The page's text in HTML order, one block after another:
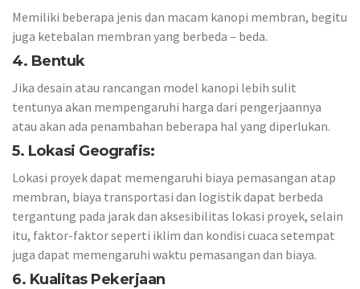
Memiliki beberapa jenis dan macam kanopi membran, begitu
juga ketebalan membran yang berbeda – beda.
4. Bentuk
Jika desain atau rancangan model kanopi lebih sulit
tentunya akan mempengaruhi harga dari pengerjaannya
atau akan ada penambahan beberapa hal yang diperlukan.
5. Lokasi Geografis:
Lokasi proyek dapat memengaruhi biaya pemasangan atap
membran, biaya transportasi dan logistik dapat berbeda
tergantung pada jarak dan aksesibilitas lokasi proyek, selain
itu, faktor-faktor seperti iklim dan kondisi cuaca setempat
juga dapat memengaruhi waktu pemasangan dan biaya.
6. Kualitas Pekerjaan